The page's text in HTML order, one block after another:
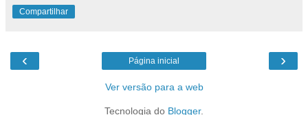
Compartilhar
‹ ›
Página inicial
Ver versão para a web
Tecnologia do Blogger.